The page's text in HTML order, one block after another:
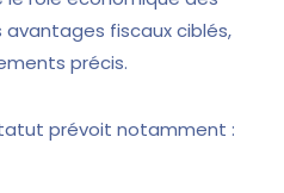
fiscaux ciblés,
précis.
prévoit notamment :